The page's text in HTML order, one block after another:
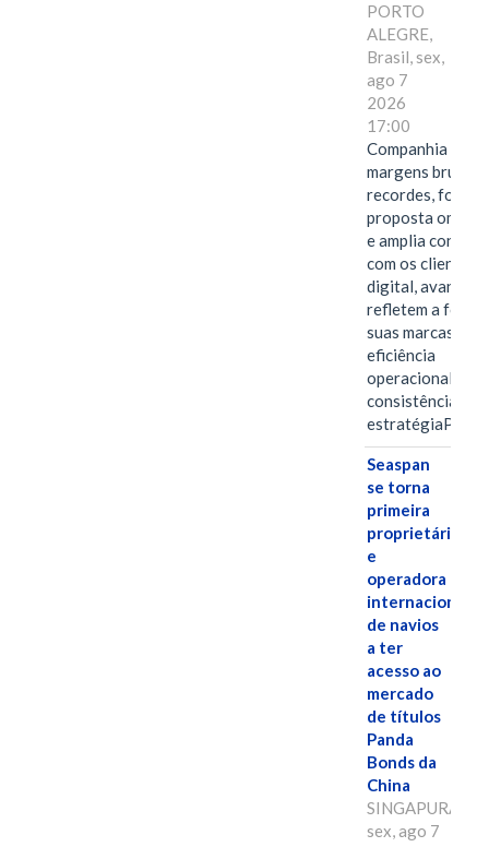
PORTO
ALEGRE,
Brasil, sex,
ago 7
2026
17:00
Companhia
margens brutas
recordes,
proposta
e amplia
com os clientes
digital, avanços
refletem a força
suas marcas, a
eficiência
operacional e a
consistência de
Seaspan
se torna
primeira
proprietária
e
operadora
internacional
de navios
a ter
acesso ao
mercado
de títulos
Panda
Bonds da
China
SINGAPURA,
sex, ago 7